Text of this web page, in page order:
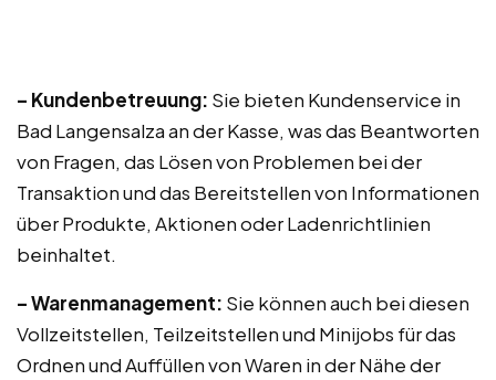
– Kundenbetreuung: Sie bieten Kundenservice in
Bad Langensalza an der Kasse, was das Beantworten
von Fragen, das Lösen von Problemen bei der
Transaktion und das Bereitstellen von Informationen
über Produkte, Aktionen oder Ladenrichtlinien
beinhaltet.
– Warenmanagement: Sie können auch bei diesen
Vollzeitstellen, Teilzeitstellen und Minijobs für das
Ordnen und Auffüllen von Waren in der Nähe der